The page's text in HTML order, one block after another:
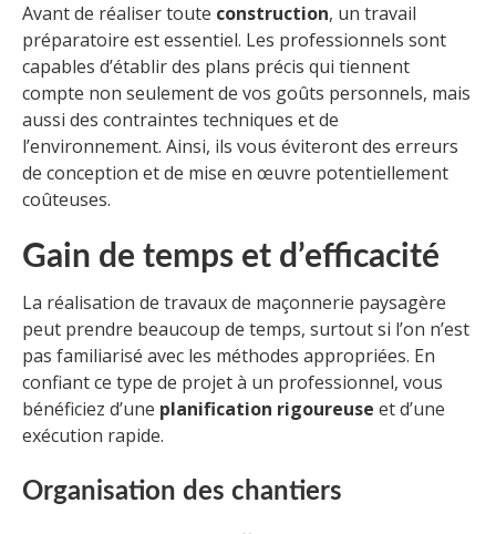
Avant de réaliser toute construction, un travail
préparatoire est essentiel. Les professionnels sont
capables d’établir des plans précis qui tiennent
compte non seulement de vos goûts personnels, mais
aussi des contraintes techniques et de
l’environnement. Ainsi, ils vous éviteront des erreurs
de conception et de mise en œuvre potentiellement
coûteuses.
Gain de temps et d’efficacité
La réalisation de travaux de maçonnerie paysagère
peut prendre beaucoup de temps, surtout si l’on n’est
pas familiarisé avec les méthodes appropriées. En
confiant ce type de projet à un professionnel, vous
bénéficiez d’une planification rigoureuse et d’une
exécution rapide.
Organisation des chantiers